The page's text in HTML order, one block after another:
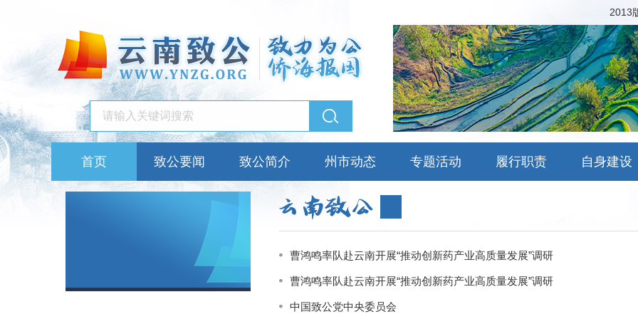
2013
首页 致公要闻 致公简介 州市动态 专题活动 履行职责 自身建设
曹鸿鸣率队赴云南开展“推动创新药产业高质量发展”调研
曹鸿鸣率队赴云南开展“推动创新药产业高质量发展”调研
中国致公党中央委员会